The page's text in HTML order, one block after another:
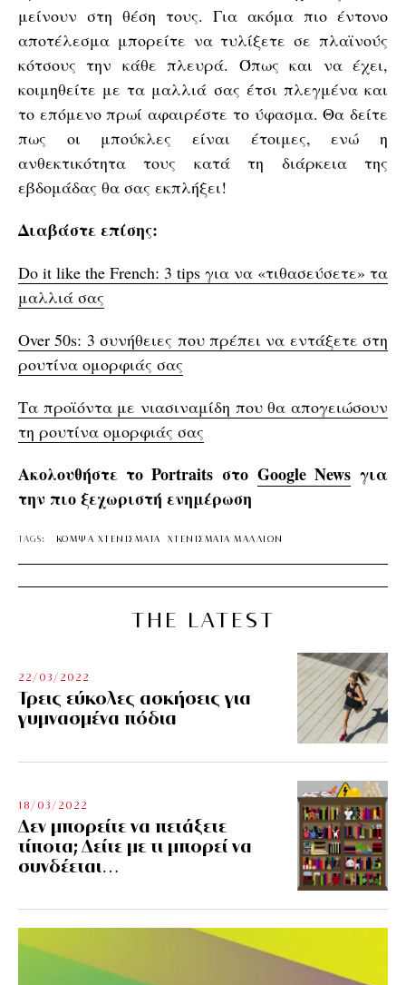
μείνουν στη θέση τους. Για ακόμα πιο έντονο
αποτέλεσμα μπορείτε να τυλίξετε σε πλαϊνούς
κότσους την κάθε πλευρά. Όπως και να έχει,
κοιμηθείτε με τα μαλλιά σας έτσι πλεγμένα και
το επόμενο πρωί αφαιρέστε το ύφασμα. Θα δείτε
πως οι μπούκλες είναι έτοιμες, ενώ η
ανθεκτικότητα τους κατά τη διάρκεια της
εβδομάδας θα σας εκπλήξει!
Διαβάστε επίσης:
Do it like the French: 3 tips για να «τιθασεύσετε» τα
μαλλιά σας
Over 50s: 3 συνήθειες που πρέπει να εντάξετε στη
ρουτίνα ομορφιάς σας
Τα προϊόντα με νιασιναμίδη που θα απογειώσουν
τη ρουτίνα ομορφιάς σας
Ακολουθήστε το Portraits στο Google Newsγια
την πιο ξεχωριστή ενημέρωση
TAGS: ΚΟΜΨΑ ΧΤΕΝΙΣΜΑΤΑ ΧΤΕΝΙΣΜΑΤΑ ΜΑΛΛΙΩΝ
THE LATEST
22/03/2022
Τρεις εύκολες ασκήσεις για
γυμνασμένα πόδια
18/03/2022
Δεν μπορείτε να πετάξετε
τίποτα; Δείτε με τι μπορεί να
συνδέεται…